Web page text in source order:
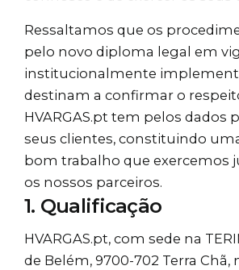
Ressaltamos que os
pelo novo diploma legal em
institucionalmente
destinam a confirmar o
HVARGAS.pt tem pelos dados
seus clientes, constituindo
bom trabalho que exercemos
os nossos parceiros.
1. Qualificação
HVARGAS.pt, com sede na
de Belém, 9700-702 Terra Chã,